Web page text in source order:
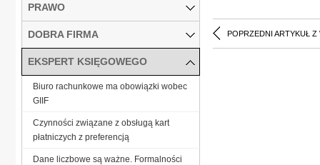
POPRZEDNI ARTYKUŁ Z
PRAWO
DOBRA FIRMA
EKSPERT KSIĘGOWEGO
Biuro rachunkowe ma obowiązki wobec
GIIF
Czynności związane z obsługą kart
płatniczych z preferencją
Dane liczbowe są ważne. Formalności